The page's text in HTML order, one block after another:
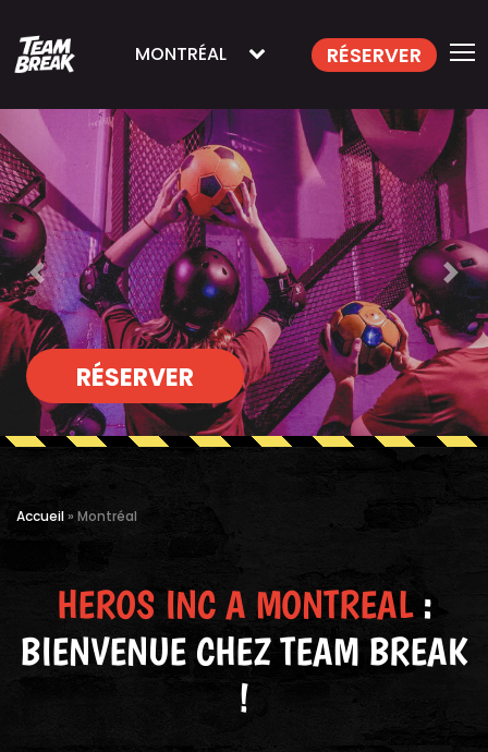
MONTRÉAL RÉSERVER
Previous
RÉSERVER
Accueil» Montréal
HEROS INC A MONTREAL:
BIENVENUE CHEZ TEAM BREAK
!